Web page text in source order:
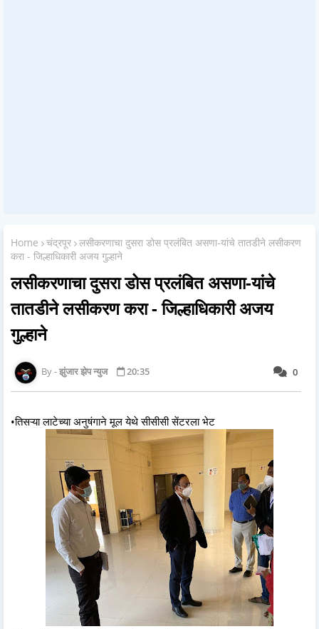
Home चंद्रपूर लसीकरणाचा दुसरा डोस प्रलंबित असणा-यांचे तातडीने लसीकरण
करा - जिल्हाधिकारी अजय गुल्हाने
लसीकरणाचा दुसरा डोस प्रलंबित असणा-यांचे
तातडीने लसीकरण करा - जिल्हाधिकारी अजय
गुल्हाने
0
झुंजार झेप न्युज 20:35
•तिसऱ्या लाटेच्या अनुषंगाने मूल येथे सीसीसी सेंटरला भेट